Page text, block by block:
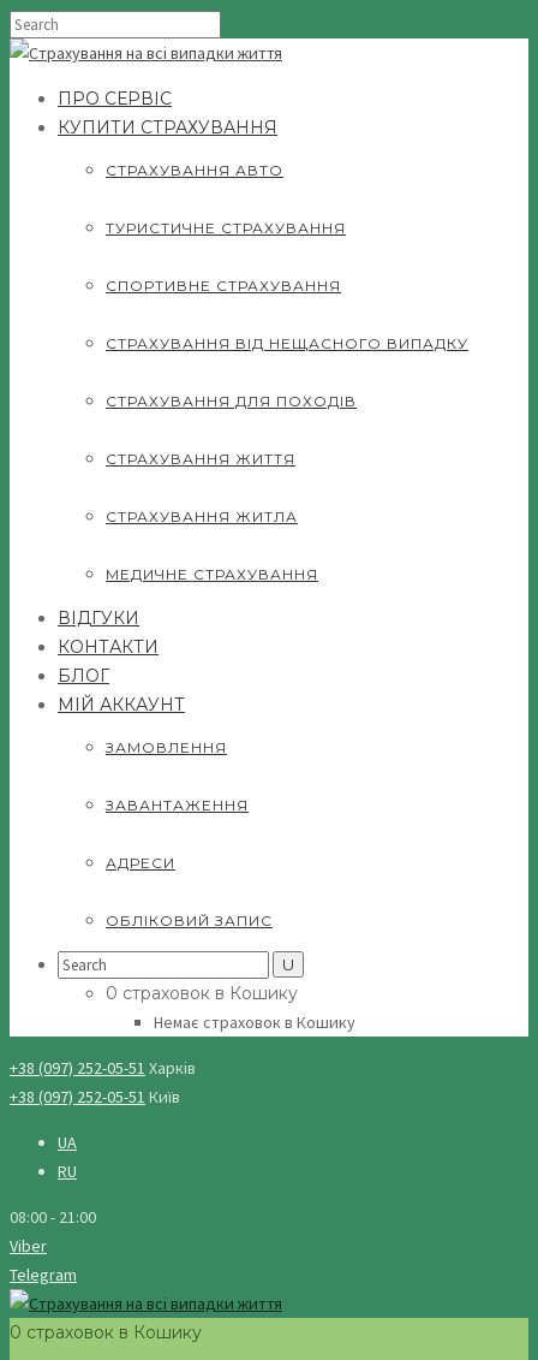
ПРО СЕРВІС
КУПИТИ СТРАХУВАННЯ
СТРАХУВАННЯ АВТО
ТУРИСТИЧНЕ СТРАХУВАННЯ
СПОРТИВНЕ СТРАХУВАННЯ
СТРАХУВАННЯ ВІД НЕЩАСНОГО ВИПАДКУ
СТРАХУВАННЯ ДЛЯ ПОХОДІВ
СТРАХУВАННЯ ЖИТТЯ
СТРАХУВАННЯ ЖИТЛА
МЕДИЧНЕ СТРАХУВАННЯ
ВІДГУКИ
КОНТАКТИ
БЛОГ
МІЙ АККАУНТ
ЗАМОВЛЕННЯ
ЗАВАНТАЖЕННЯ
АДРЕСИ
ОБЛІКОВИЙ ЗАПИС
Search
0 страховок в Кошику
Немає страховок в Кошику
+38 (097) 252-05-51 Харків
+38 (097) 252-05-51 Київ
UA
RU
08:00 - 21:00
Viber
Telegram
0 страховок в Кошику